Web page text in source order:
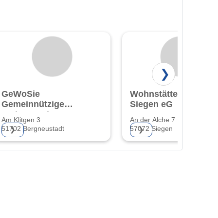
GeWoSie
Gemeinnützige
Wohnungsbau-
und
Siedlungsgen. eG
Am Klitgen 3
51702 Bergneustadt
❯
Siegen eG
An der Alche 7
57072 Siegen
❯
❯